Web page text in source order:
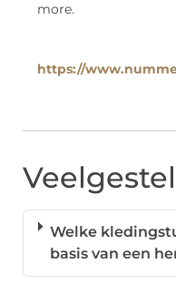
more.
https://
Welke
basis van een